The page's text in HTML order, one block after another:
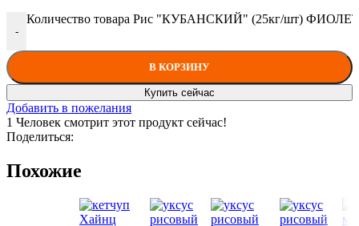
-
Количество товара Рис "КУБАНСКИЙ" (25кг/шт)
В КОРЗИНУ
Купить сейчас
Добавить в пожелания
1 Человек смотрит этот продукт сейчас!
Поделиться:
Похожие